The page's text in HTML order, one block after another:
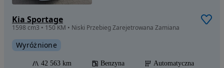
Kia Sportage
1598 cm3 • 150 KM • Niski Przebieg Zarejetrowana Zamiana
Wyróżnione
42 563 km Benzyna
Automatyczna